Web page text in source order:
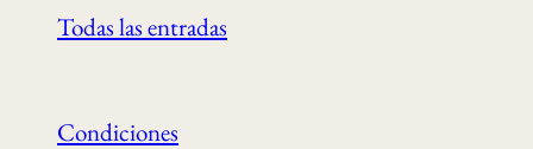
Todas las entradas
Condiciones